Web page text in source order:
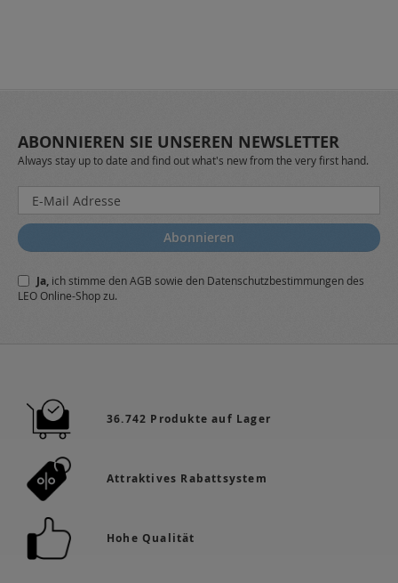
ABONNIEREN SIE UNSEREN NEWSLETTER
Always stay up to date and find out what's new from the very first hand.
Melden
Sie
sich
für
Newsletter
a:
Abonnieren
Ja, ich stimme denAGB sowie den Datenschutzbestimmungendes
LEO Online-Shop zu.
36.742 Produkte auf Lager
Attraktives Rabattsystem
Hohe Qualität